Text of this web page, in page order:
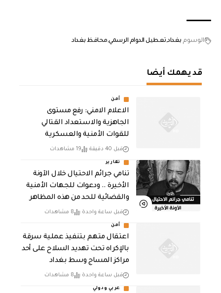
الوسوم بغداد تعطيل الدوام الرسمي محافظ بغداد
قد يهمك أيضا
أمن
الاعلام الامني: رفع مستوى
الجاهزية والاستعداد القتالي
للقوات الأمنية والعسكرية
قبل 40 دقيقة 19 مشاهدات
تقارير
تنامي جرائم الاحتيال خلال الآونة
الأخيرة .. ودعوات للجهات الأمنية
والقضائية للحد من هذه المظاهر
قبل ساعة واحدة 8 مشاهدات
أمن
اعتقال متهم بتنفيذ عملية سرقة
بالإكراه تحت تهديد السلاح على أحد
مراكز المساج وسط بغداد
قبل ساعة واحدة 8 مشاهدات
عربي ودولي